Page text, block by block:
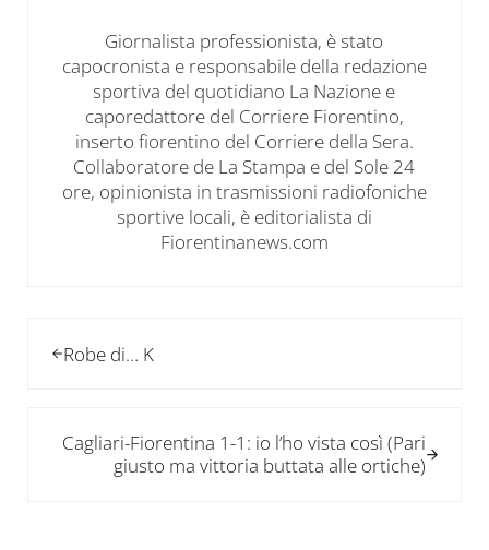
Giornalista professionista, è stato
capocronista e responsabile della redazione
sportiva del quotidiano La Nazione e
caporedattore del Corriere Fiorentino,
inserto fiorentino del Corriere della Sera.
Collaboratore de La Stampa e del Sole 24
ore, opinionista in trasmissioni radiofoniche
sportive locali, è editorialista di
Fiorentinanews.com
Robe di… K
Cagliari-Fiorentina 1-1: io l’ho vista così (Pari
giusto ma vittoria buttata alle ortiche)